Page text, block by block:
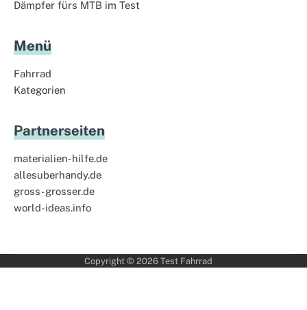
Dämpfer fürs MTB im Test
Menü
Fahrrad
Kategorien
Partnerseiten
materialien-hilfe.de
allesuberhandy.de
gross-grosser.de
world-ideas.info
Copyright © 2026 Test Fahrrad